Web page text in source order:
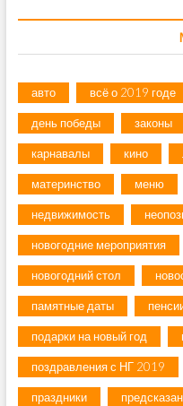
авто всё о 2019 годе
день победы законы
карнавалы кино
материнство меню
недвижимость
новогодние мероприятия
новогодний стол
памятные даты
подарки на новый год
поздравления с НГ 2019
праздники